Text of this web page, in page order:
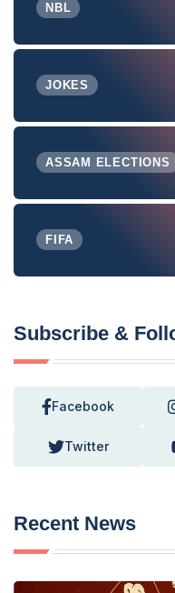
NBL
JOKES
ASSAM ELECTIONS
FIFA
Subscribe &
Facebook
Twitter
Recent News